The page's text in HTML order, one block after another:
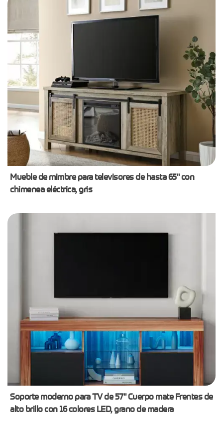
Mueble de mimbre para televisores de hasta 65" con
chimenea eléctrica, gris
Soporte moderno para TV de 57" Cuerpo mate Frentes de
alto brillo con 16 colores LED, grano de madera